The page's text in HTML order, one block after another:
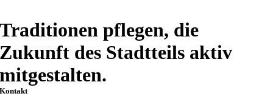
Traditionen pflegen, die
Zukunft des Stadtteils aktiv
mitgestalten.
Kontakt